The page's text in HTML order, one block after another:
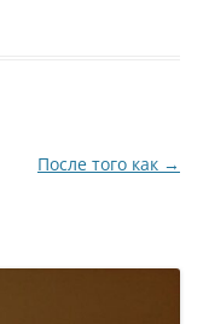
После того как →